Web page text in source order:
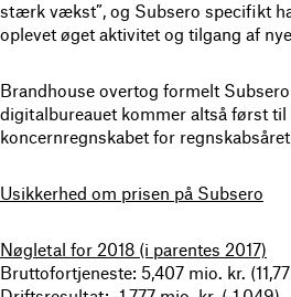
stærk vækst”, og Subsero specifikt
oplevet øget aktivitet og tilgang af
Brandhouse overtog formelt
digitalbureauet kommer altså først til
koncernregnskabet for
Usikkerhed om prisen på Subsero
Nøgletal for 2018 (i parentes 2017)
Bruttofortjeneste: 5,407 mio. kr.